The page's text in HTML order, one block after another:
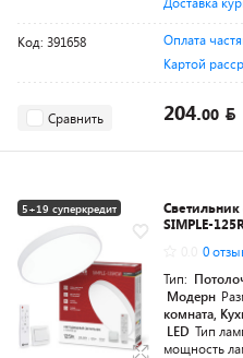
Код: 391658 Оплата
Картой
Сравнить 204.00
5+19 суперкредит
Светильник
SIMPLE-
0
Тип:
Модерн
комната,
LED Тип
мощность